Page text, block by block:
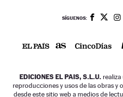
SÍGUENOS:
EDICIONES EL PAIS, S.L.U. realiza
reproducciones y usos de las obras y
desde este sitio web a medios de